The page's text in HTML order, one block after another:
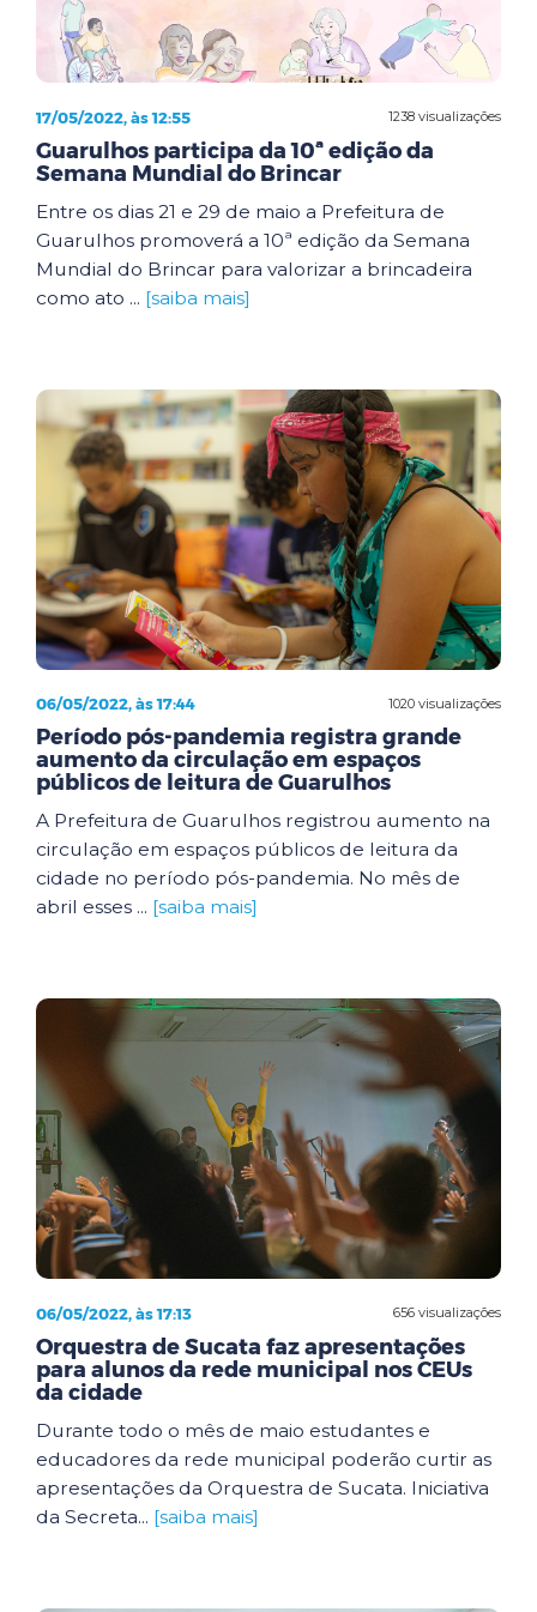
1238 visualizações
17/05/2022, às 12:55
Guarulhos participa da 10ª edição da
Semana Mundial do Brincar
Entre os dias 21 e 29 de maio a Prefeitura de
Guarulhos promoverá a 10ª edição da Semana
Mundial do Brincar para valorizar a brincadeira
como ato ... [saiba mais]
1020 visualizações
06/05/2022, às 17:44
Período pós-pandemia registra grande
aumento da circulação em espaços
públicos de leitura de Guarulhos
A Prefeitura de Guarulhos registrou aumento na
circulação em espaços públicos de leitura da
cidade no período pós-pandemia. No mês de
abril esses ... [saiba mais]
656 visualizações
06/05/2022, às 17:13
Orquestra de Sucata faz apresentações
para alunos da rede municipal nos CEUs
da cidade
Durante todo o mês de maio estudantes e
educadores da rede municipal poderão curtir as
apresentações da Orquestra de Sucata. Iniciativa
da Secreta... [saiba mais]